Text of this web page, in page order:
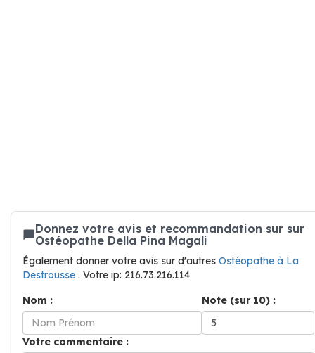
Donnez votre avis et recommandation sur sur
Ostéopathe Della Pina Magali
Également donner votre avis sur d'autres Ostéopathe à La
Destrousse . Votre ip: 216.73.216.114
Nom :
Note (sur 10) :
Votre commentaire :